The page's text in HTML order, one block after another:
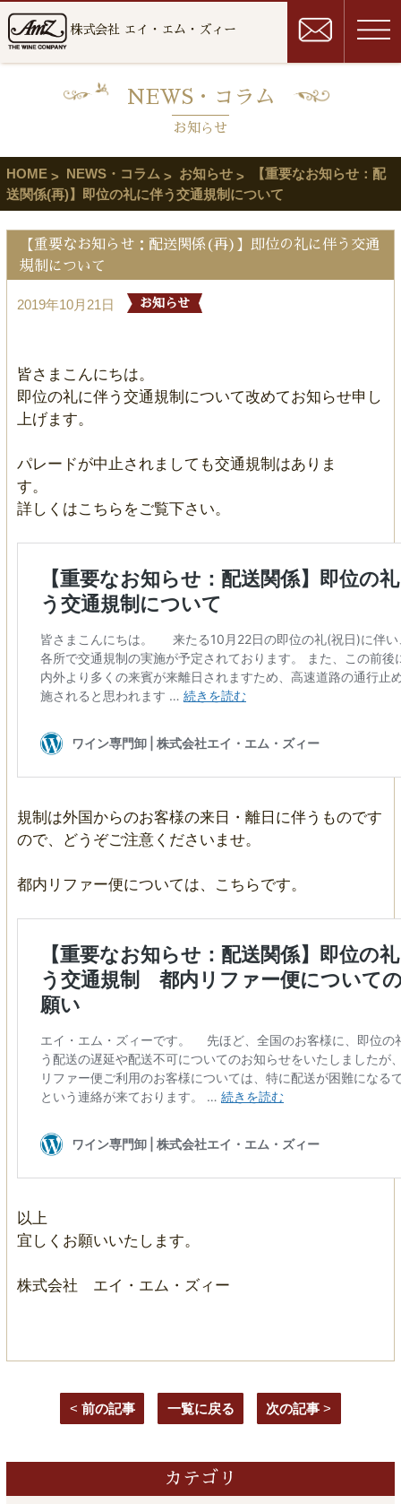
株式会社 エイ・エム・ズィー
NEWS・コラム
お知らせ
HOME NEWS・コラム お知らせ
【重要なお知らせ：配
送関係(再)】即位の礼に伴う交通規制について
【重要なお知らせ：配送関係(再)】即位の礼に伴う交通
規制について
2019年10月21日 お知らせ
皆さまこんにちは。
即位の礼に伴う交通規制について改めてお知らせ申し
上げます。
パレードが中止されましても交通規制はありま
す。
詳しくはこちらをご覧下さい。
規制は外国からのお客様の来日・離日に伴うものです
ので、どうぞご注意くださいませ。
都内リファー便については、こちらです。
以上
宜しくお願いいたします。
株式会社 エイ・エム・ズィー
< 前の記事 一覧に戻る 次の記事 >
カテゴリ